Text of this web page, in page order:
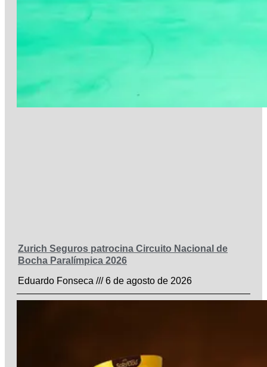
Zurich Seguros patrocina Circuito Nacional de
Bocha Paralímpica 2026
Eduardo Fonseca
6 de agosto de 2026